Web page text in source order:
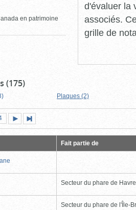
en patrimoine
d'évaluer la
associés.
grille de
(175)
Plaques (2)
suivante
page
Fait partie de
Secteur du phare de
Secteur du phare de l'Île-